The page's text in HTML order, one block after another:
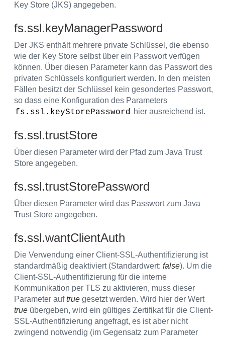
Key Store (JKS) angegeben.
fs.ssl.keyManagerPassword
Der JKS enthält mehrere private Schlüssel, die ebenso
wie der Key Store selbst über ein Passwort verfügen
können. Über diesen Parameter kann das Passwort des
privaten Schlüssels konfiguriert werden. In den meisten
Fällen besitzt der Schlüssel kein gesondertes Passwort,
so dass eine Konfiguration des Parameters
fs.ssl.keyStorePassword hier ausreichend ist.
fs.ssl.trustStore
Über diesen Parameter wird der Pfad zum Java Trust
Store angegeben.
fs.ssl.trustStorePassword
Über diesen Parameter wird das Passwort zum Java
Trust Store angegeben.
fs.ssl.wantClientAuth
Die Verwendung einer Client-SSL-Authentifizierung ist
standardmäßig deaktiviert (Standardwert: false). Um die
Client-SSL-Authentifizierung für die interne
Kommunikation per TLS zu aktivieren, muss dieser
Parameter auftrue gesetzt werden. Wird hier der Wert
true übergeben, wird ein gültiges Zertifikat für die Client-
SSL-Authentifizierung angefragt, es ist aber nicht
zwingend notwendig (im Gegensatz zum Parameter